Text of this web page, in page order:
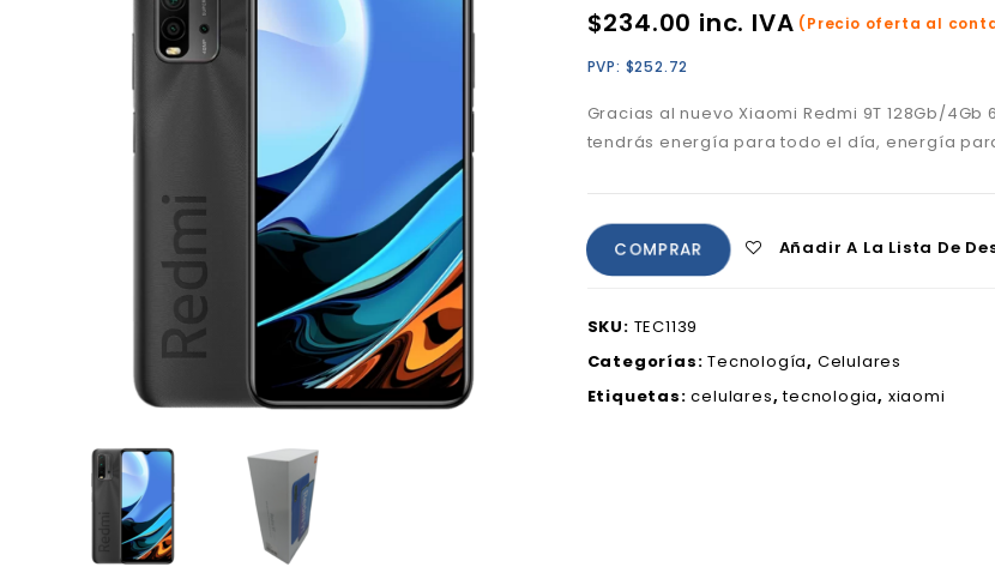
$234.00 inc. IVA (Precio oferta al
PVP: $252.72
Gracias al nuevo Xiaomi Redmi 9T 128Gb/4Gb
tendrás energía para todo el día, energía
COMPRAR Añadir A La Lista De
SKU: TEC1139
Categorías:Tecnología, Celulares
Etiquetas:celulares,tecnologia, xiaomi